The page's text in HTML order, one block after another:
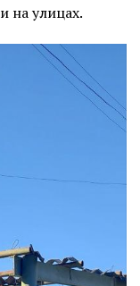
на улицах.